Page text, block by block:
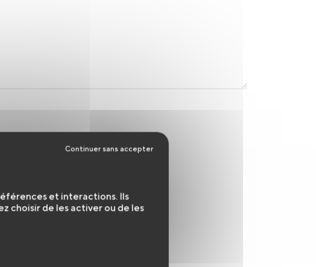
et interactions. Ils
choisir de les activer ou de les